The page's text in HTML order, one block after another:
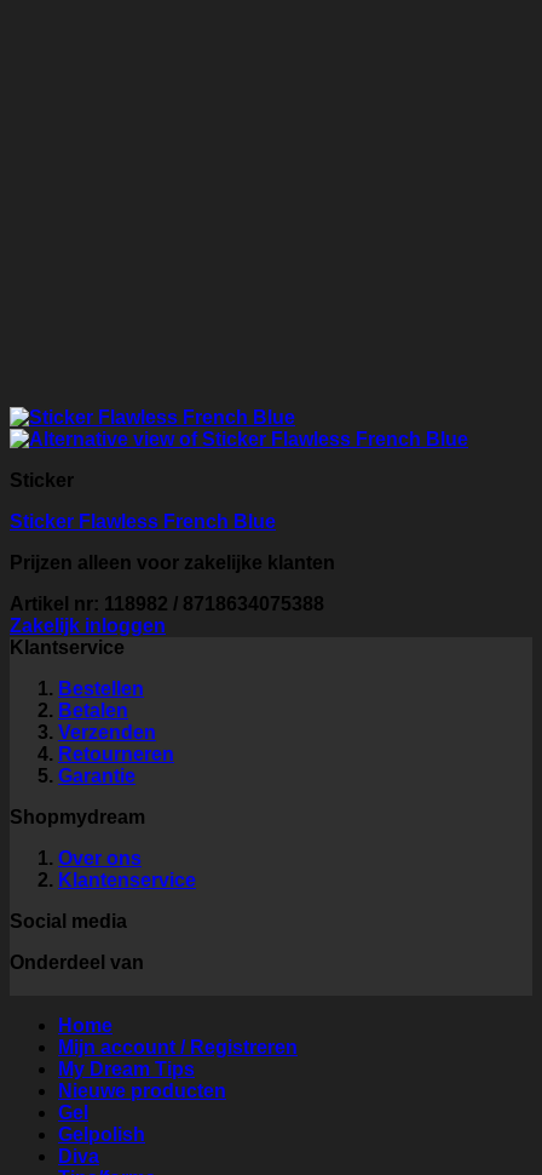
Sticker
Sticker Flawless French Blue
Prijzen alleen voor zakelijke klanten
Artikel nr: 118982 / 8718634075388
Zakelijk inloggen
Klantservice
Bestellen
Betalen
Verzenden
Retourneren
Garantie
Shopmydream
Over ons
Klantenservice
Social media
Onderdeel van
Home
Mijn account / Registreren
My Dream Tips
Nieuwe producten
Gel
Gelpolish
Diva